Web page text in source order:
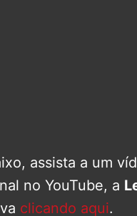
assista a um
no YouTube, a
clicando aqui.